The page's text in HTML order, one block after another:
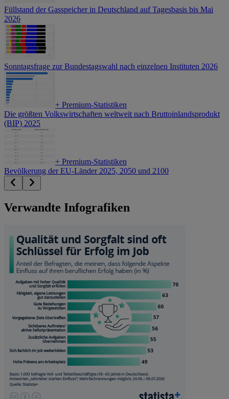
Füllstand der Gasspeicher in Deutschland auf Tagesbasis bis Mai
2026
Sonntagsfrage zur Bundestagswahl nach einzelnen Instituten 2026
+ Premium-Statistiken
Die größten Volkswirtschaften weltweit nach Bruttoinlandsprodukt
(BIP) 2025
+ Premium-Statistiken
Bevölkerung der EU-Länder 2025, 2050 und 2100
Verwandte Infografiken